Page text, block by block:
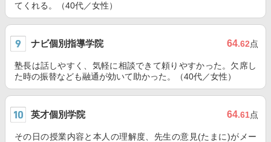
てくれる。（40代／女性）
ナビ個別指導学院 64.62点
塾長は話しやすく、気軽に相談できて頼りやすかった。欠席し
た時の振替なども融通が効いて助かった。（40代／女性）
英才個別学院 64.61点
その日の授業内容と本人の理解度、先生の意見(たまに)がメー